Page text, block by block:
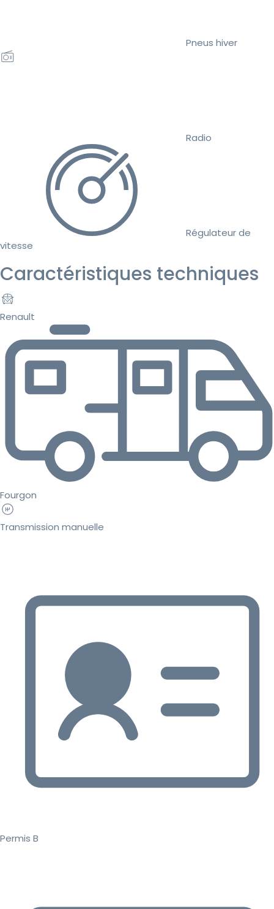
Pneus hiver
Radio
Régulateur de
vitesse
Caractéristiques techniques
Renault
Fourgon
Transmission manuelle
Permis B